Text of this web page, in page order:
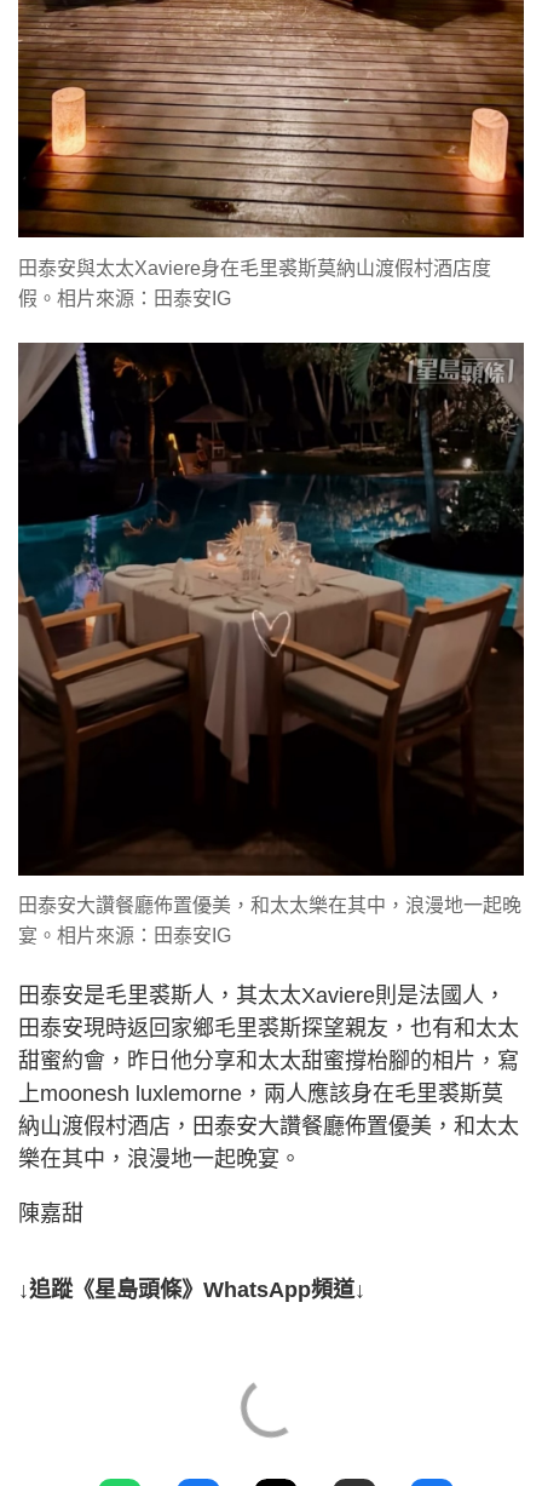
田泰安與太太Xaviere身在毛里裘斯莫納山渡假村酒店度
假。相片來源：田泰安IG
田泰安大讚餐廳佈置優美，和太太樂在其中，浪漫地一起晚
宴。相片來源：田泰安IG
田泰安是毛里裘斯人，其太太Xaviere則是法國人，
田泰安現時返回家鄉毛里裘斯探望親友，也有和太太
甜蜜約會，昨日他分享和太太甜蜜撐枱腳的相片，寫
上moonesh luxlemorne，兩人應該身在毛里裘斯莫
納山渡假村酒店，田泰安大讚餐廳佈置優美，和太太
樂在其中，浪漫地一起晚宴。
陳嘉甜
↓追蹤《星島頭條》WhatsApp頻道↓